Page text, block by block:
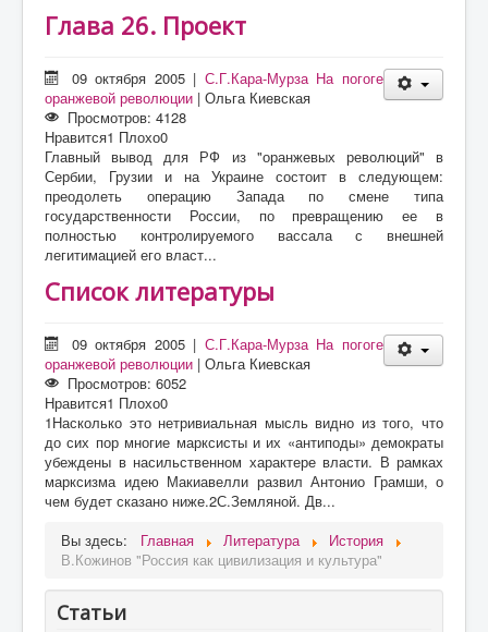
Глава 26. Проект
09 октября 2005 | С.Г.Кара-Мурза На погоге
оранжевой революции | Ольга Киевская
Просмотров: 4128
Нравится1 Плохо0
Главный вывод для РФ из "оранжевых революций" в
Сербии, Грузии и на Украине состоит в следующем:
преодолеть операцию Запада по смене типа
государственности России, по превращению ее в
полностью контролируемого вассала с внешней
легитимацией его власт...
Список литературы
09 октября 2005 | С.Г.Кара-Мурза На погоге
оранжевой революции | Ольга Киевская
Просмотров: 6052
Нравится1 Плохо0
1Насколько это нетривиальная мысль видно из того, что
до сих пор многие марксисты и их «антиподы» демократы
убеждены в насильственном характере власти. В рамках
марксизма идею Макиавелли развил Антонио Грамши, о
чем будет сказано ниже.2С.Земляной. Дв...
Вы здесь:
Главная Литература
История
В.Кожинов "Россия как цивилизация и культура"
Статьи